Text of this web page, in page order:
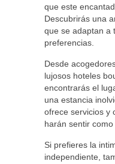
que este
Descubrirás una
que se adaptan a
preferencias.
Desde
lujosos hoteles
encontrarás el
una estancia
ofrece servicios y
harán sentir como
Si prefieres la
independiente,